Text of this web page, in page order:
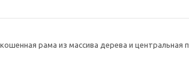
рама из массива дерева и центральная